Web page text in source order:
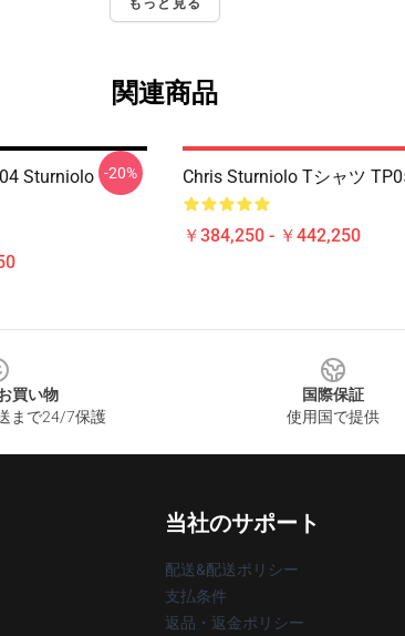
もっと見る
関連商品
Sturniolo -20% Chris Sturniolo Tシャツ
￥384,250 - ￥442,250
買い物
まで24/7保護
国際保証
使用国で提供
当社のサポート
配送&配送ポリシー
支払条件
返品・返金ポリシー